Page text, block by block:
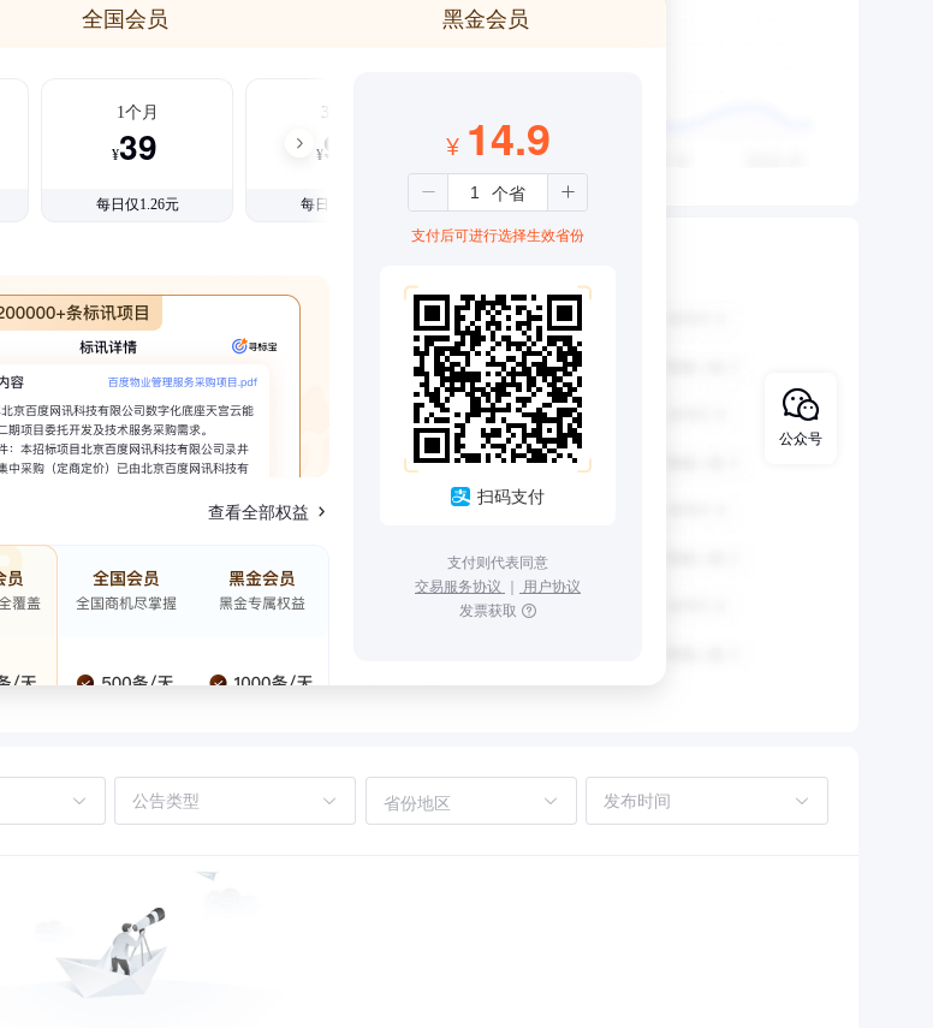
全国会员 黑金会员
1个月
¥39
每日仅1.26元
3个月
¥99
每日仅1.08元
查看全部权益
¥ 14.9
支付后可进行选择生效省份
扫码支付
支付则代表同意
交易服务协议 ｜ 用户协议
发票获取
省份地区
公众号